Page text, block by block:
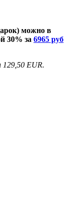
можно в
30% за 6965 руб
129,50 EUR.